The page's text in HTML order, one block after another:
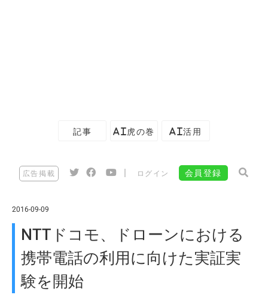
記事 AI虎の巻 AI活用
広告掲載 ログイン 会員登録
2016-09-09
NTTドコモ、ドローンにおける
携帯電話の利用に向けた実証実
験を開始